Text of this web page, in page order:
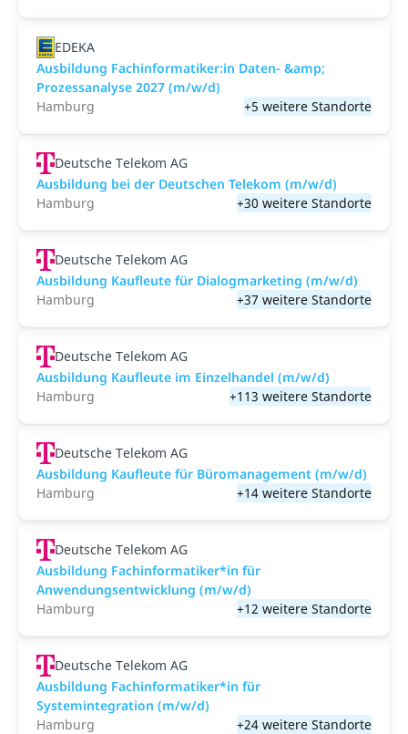
EDEKA
Ausbildung Fachinformatiker:in Daten- &amp;
Prozessanalyse 2027 (m/w/d)
Hamburg
+5 weitere Standorte
Deutsche Telekom AG
Ausbildung bei der Deutschen Telekom (m/w/d)
Hamburg
+30 weitere Standorte
Deutsche Telekom AG
Ausbildung Kaufleute für Dialogmarketing (m/w/d)
Hamburg
+37 weitere Standorte
Deutsche Telekom AG
Ausbildung Kaufleute im Einzelhandel (m/w/d)
Hamburg
+113 weitere Standorte
Deutsche Telekom AG
Ausbildung Kaufleute für Büromanagement (m/w/d)
Hamburg
+14 weitere Standorte
Deutsche Telekom AG
Ausbildung Fachinformatiker*in für
Anwendungsentwicklung (m/w/d)
Hamburg
+12 weitere Standorte
Deutsche Telekom AG
Ausbildung Fachinformatiker*in für
Systemintegration (m/w/d)
Hamburg
+24 weitere Standorte